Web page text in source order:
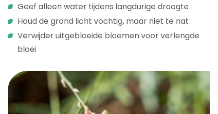
Geef alleen water tijdens langdurige droogte
Houd de grond licht vochtig, maar niet te nat
Verwijder uitgebloeide bloemen voor verlengde
bloei